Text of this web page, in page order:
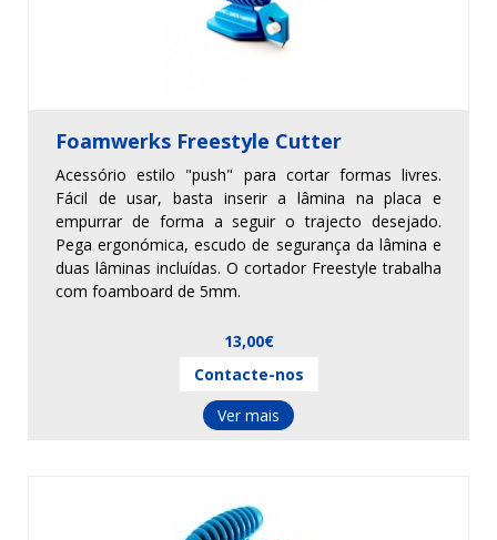
Foamwerks Freestyle Cutter
Acessório estilo "push" para cortar formas livres.
Fácil de usar, basta inserir a lâmina na placa e
empurrar de forma a seguir o trajecto desejado.
Pega ergonómica, escudo de segurança da lâmina e
duas lâminas incluídas. O cortador Freestyle trabalha
com foamboard de 5mm.
13,00€
Contacte-nos
Ver mais